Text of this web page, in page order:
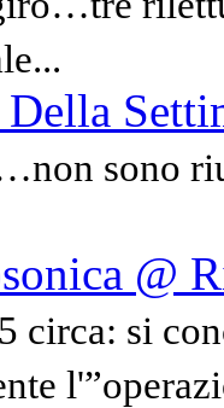
sono
@
circa: si